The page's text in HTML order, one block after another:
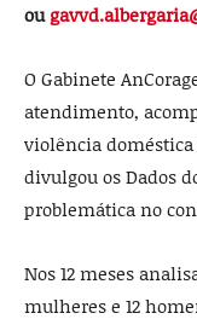
ou
O Gabinete
atendimento,
violência doméstica
divulgou os Dados
problemática no
Nos 12 meses
mulheres e 12